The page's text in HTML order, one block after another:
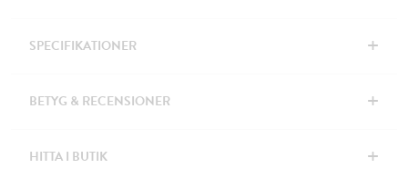
SPECIFIKATIONER +
BETYG & RECENSIONER +
HITTA I BUTIK +